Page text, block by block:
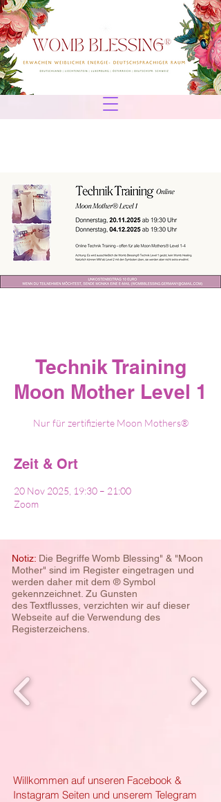
Technik Training
Moon Mother Level 1
Nur für zertifizierte Moon Mothers®
Zeit & Ort
20 Nov 2025, 19:30 – 21:00
Zoom
Notiz: Die Begriffe Womb Blessing" & "Moon
Mother" sind im Register eingetragen und
werden daher mit dem ® Symbol
gekennzeichnet. Zu Gunsten
desTextflusses, verzichten wir auf dieser
Webseite auf die Verwendung des
Registerzeichens.
Willkommen auf unseren Facebook &
Instagram Seiten und unserem Telegram